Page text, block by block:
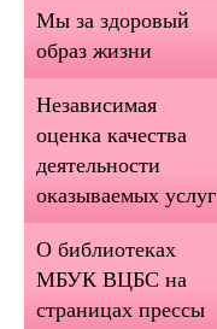
Мы за здоровый
образ жизни
Независимая
оценка качества
деятельности
оказываемых услуг
О библиотеках
МБУК ВЦБС на
страницах прессы